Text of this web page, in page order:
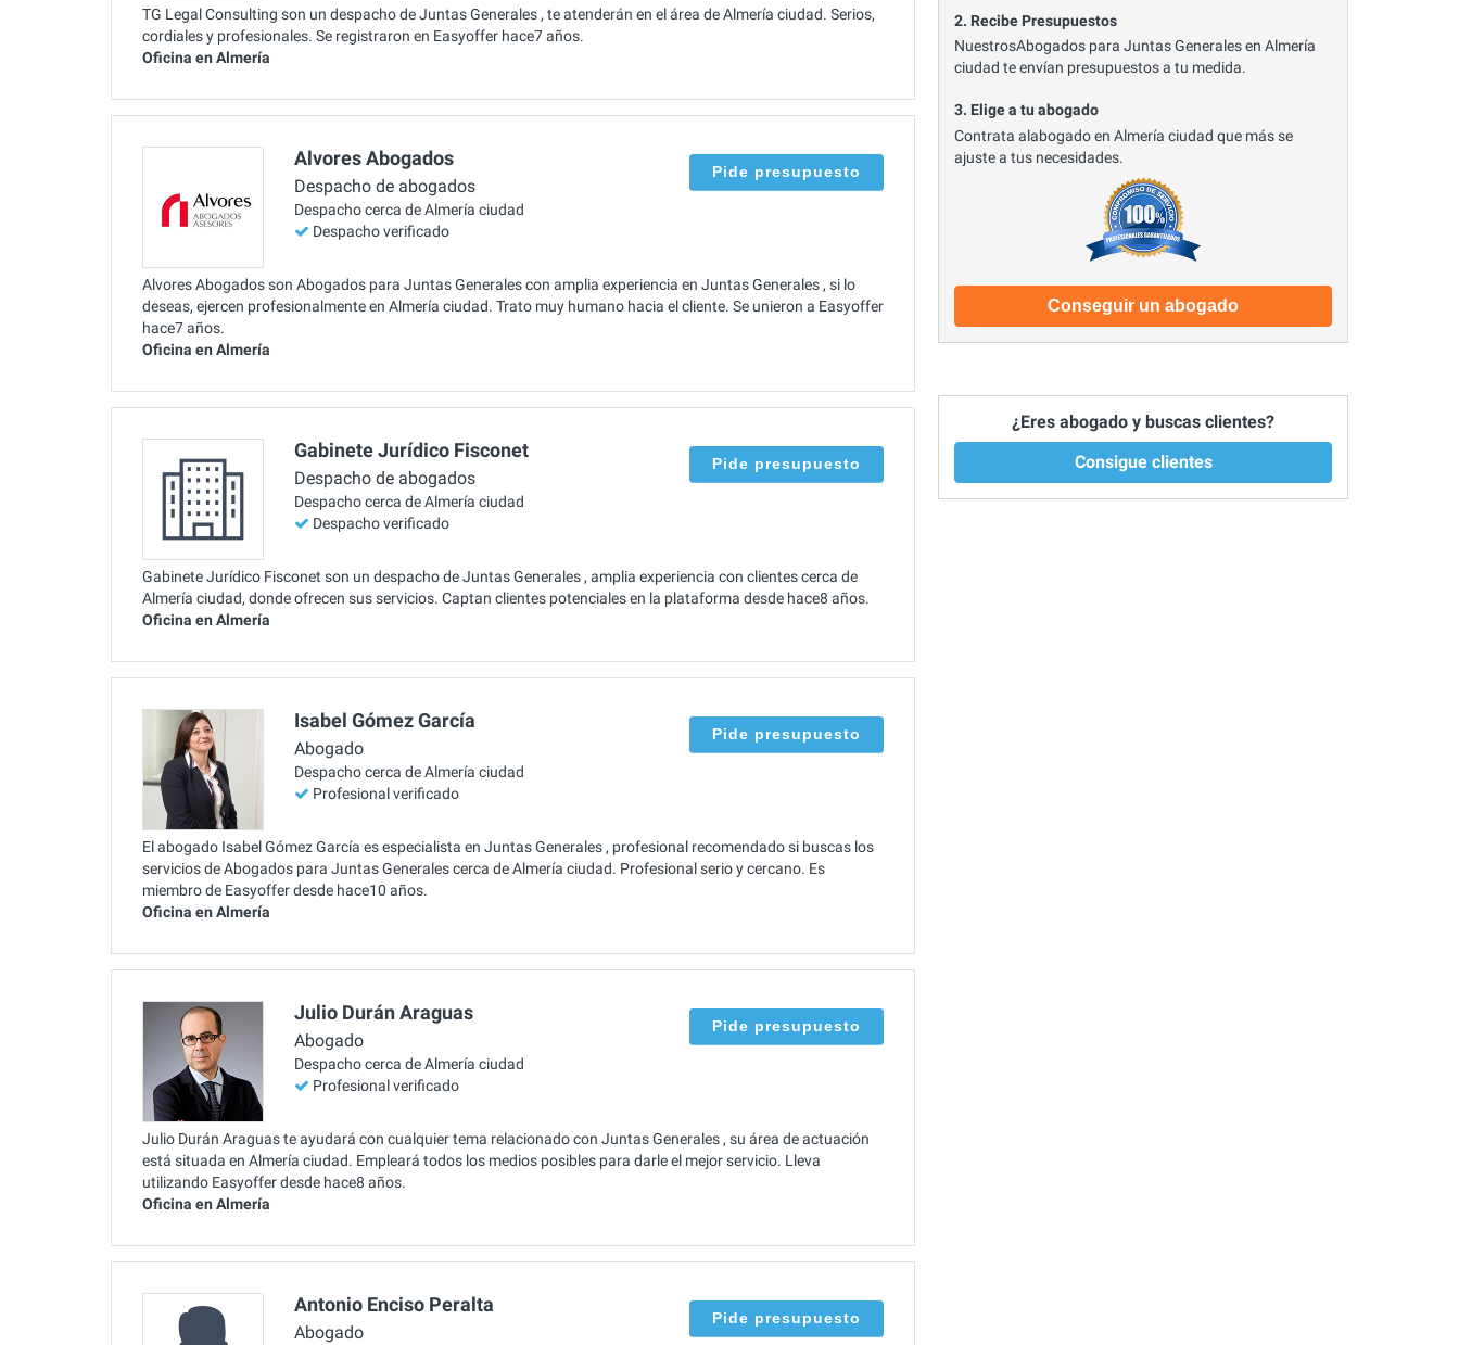
TG Legal Consulting son un despacho de Juntas Generales , te atenderán en el área de Almería ciudad. Serios,
cordiales y profesionales. Se registraron en Easyoffer hace7 años.
Oficina en Almería
Alvores Abogados
Despacho de abogados
Despacho cerca de Almería ciudad
Despacho verificado
Pide presupuesto
Alvores Abogados son Abogados para Juntas Generales con amplia experiencia en Juntas Generales , si lo
deseas, ejercen profesionalmente en Almería ciudad. Trato muy humano hacia el cliente. Se unieron a Easyoffer
hace7 años.
Oficina en Almería
Gabinete Jurídico Fisconet
Despacho de abogados
Despacho cerca de Almería ciudad
Despacho verificado
Pide presupuesto
Gabinete Jurídico Fisconet son un despacho de Juntas Generales , amplia experiencia con clientes cerca de
Almería ciudad, donde ofrecen sus servicios. Captan clientes potenciales en la plataforma desde hace8 años.
Oficina en Almería
Isabel Gómez García
Abogado
Despacho cerca de Almería ciudad
Profesional verificado
Pide presupuesto
El abogado Isabel Gómez García es especialista en Juntas Generales , profesional recomendado si buscas los
servicios de Abogados para Juntas Generales cerca de Almería ciudad. Profesional serio y cercano. Es
miembro de Easyoffer desde hace10 años.
Oficina en Almería
Julio Durán Araguas
Abogado
Despacho cerca de Almería ciudad
Profesional verificado
Pide presupuesto
Julio Durán Araguas te ayudará con cualquier tema relacionado con Juntas Generales , su área de actuación
está situada en Almería ciudad. Empleará todos los medios posibles para darle el mejor servicio. Lleva
utilizando Easyoffer desde hace8 años.
Oficina en Almería
Antonio Enciso Peralta
Abogado
Pide presupuesto
2. Recibe Presupuestos
NuestrosAbogados para Juntas Generales en Almería
ciudad te envían presupuestos a tu medida.
3. Elige a tu abogado
Contrata alabogado en Almería ciudad que más se
ajuste a tus necesidades.
Conseguir un abogado
¿Eres abogado y buscas clientes?
Consigue clientes